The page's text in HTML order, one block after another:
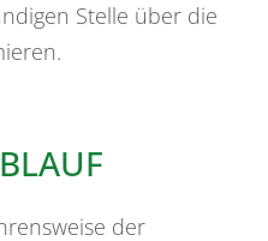
Stelle über die
der